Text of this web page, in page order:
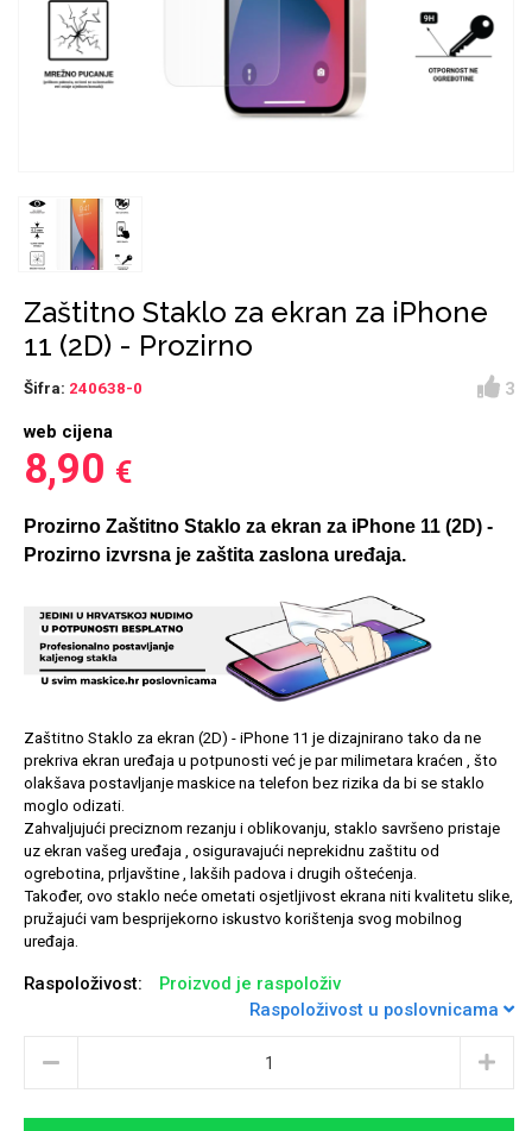
Zaštitno Staklo za ekran za iPhone
11 (2D) - Prozirno
Šifra: 240638-0
3
web cijena
8,90 €
Prozirno Zaštitno Staklo za ekran za iPhone 11 (2D) -
Prozirno izvrsna je zaštita zaslona uređaja.
Zaštitno Staklo za ekran (2D) - iPhone 11 je dizajnirano tako da ne
prekriva ekran uređaja u potpunosti već je par milimetara kraćen , što
olakšava postavljanje maskice na telefon bez rizika da bi se staklo
moglo odizati.
Zahvaljujući preciznom rezanju i oblikovanju, staklo savršeno pristaje
uz ekran vašeg uređaja , osiguravajući neprekidnu zaštitu od
ogrebotina, prljavštine , lakših padova i drugih oštećenja.
Također, ovo staklo neće ometati osjetljivost ekrana niti kvalitetu slike,
pružajući vam besprijekorno iskustvo korištenja svog mobilnog
uređaja.
Raspoloživost:
Proizvod je raspoloživ
Raspoloživost u poslovnicama
Babe Šaljivi motivi
Croatos
Gym
Sleng Feel Good
Životinjsko carstvo Takeoff
Huawei Samsung
Xiaomi
Spigen maskice
Univerzalne futrole i
maskice
Preklopne maskice
Huawei
Držači za romobil Držači za ruku
Ostali držači
USB kablovi HDMI kabel
AUX kablovi
FM Transmitteri HI-FI linije